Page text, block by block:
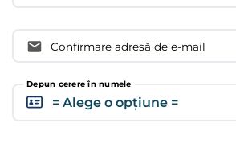
Confirmare adresă de e-mail
Depun cerere în numele